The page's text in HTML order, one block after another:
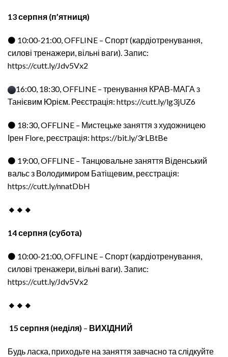
13 серпня (п’ятниця)
⚫ 10:00-21:00, OFFLINE – Спорт (кардіотренування,
силові тренажери, вільні ваги). Запис:
https://cutt.ly/Jdv5Vx2
16:00, 18:30, OFFLINE – тренування КРАВ-МАГА з
Танієвим Юрієм. Реєстрація: https://cutt.ly/lg3jUZ6
⚫ 18:30, OFFLINE – Мистецьке заняття з художницею
Ірен Flore, реєстрація: https://bit.ly/3rLBtBe
⚫ 19:00, OFFLINE – Танцювальне заняття Віденський
вальс з Володимиром Батіщевим, реєстрація:
https://cutt.ly/nnatDbH
🔸🔸🔸
14 серпня (субота)
⚫ 10:00-21:00, OFFLINE – Спорт (кардіотренування,
силові тренажери, вільні ваги). Запис:
https://cutt.ly/Jdv5Vx2
🔸🔸🔸
15 серпня (неділя) – ВИХІДНИЙ
Будь ласка, приходьте на заняття завчасно та слідкуйте